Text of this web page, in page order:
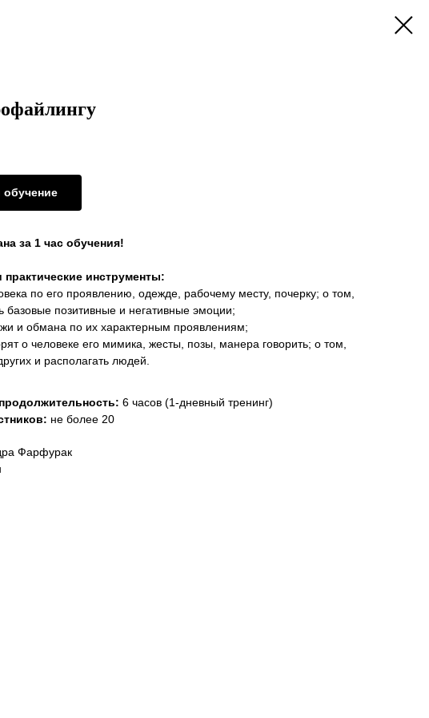
обучение
за 1 час обучения!
практические инструменты:
по его проявлению, одежде, рабочему месту, почерку; о том,
базовые позитивные и негативные эмоции;
и обмана по их характерным проявлениям;
о человеке его мимика, жесты, позы, манера говорить; о том,
и располагать людей.
6 часов (1-дневный тренинг)
не более 20
Фарфурак